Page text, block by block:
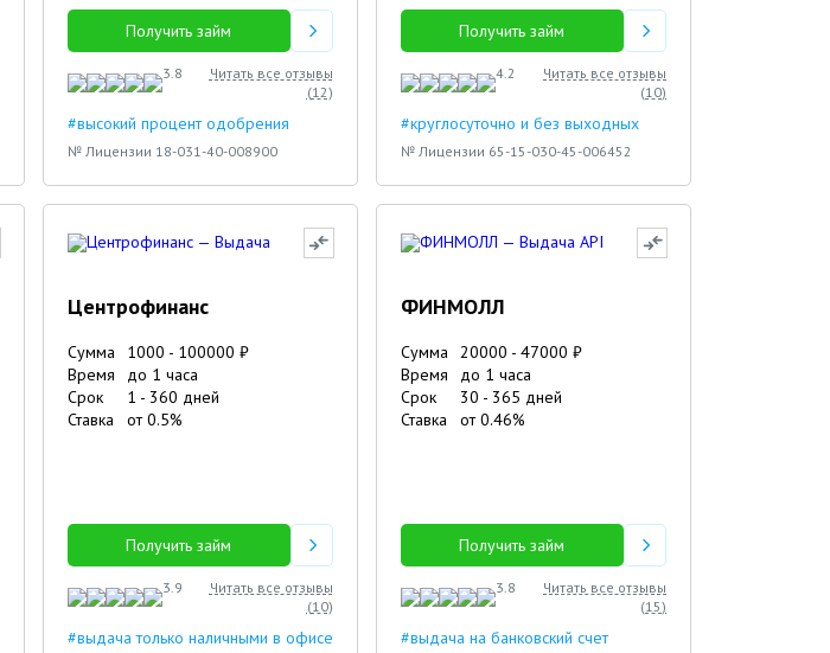
Получить займ
3.8
Читать все отзывы
(12)
#высокий процент одобрения
№ Лицензии 18-031-40-008900
Получить займ
4.2
Читать все отзывы
(10)
#круглосуточно и без выходных
№ Лицензии 65-15-030-45-006452
Центрофинанс
Сумма 1000 - 100000 ₽
Время
до 1 часа
Срок
1 - 360 дней
Ставка
от0.5%
Получить займ
3.9
Читать все отзывы
(10)
#выдача только наличными в офисе
ФИНМОЛЛ
Сумма 20000 - 47000 ₽
Время
до 1 часа
Срок
30 - 365 дней
Ставка
от0.46%
Получить займ
3.8
Читать все отзывы
(15)
#выдача на банковский счет